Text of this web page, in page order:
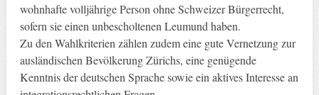
wohnhafte volljährige Person ohne Schweizer Bürgerrecht,
sofern sie einen unbescholtenen Leumund haben.
Zu den Wahlkriterien zählen zudem eine gute Vernetzung zur
ausländischen Bevölkerung Zürichs, eine genügende
Kenntnis der deutschen Sprache sowie ein aktives Interesse an